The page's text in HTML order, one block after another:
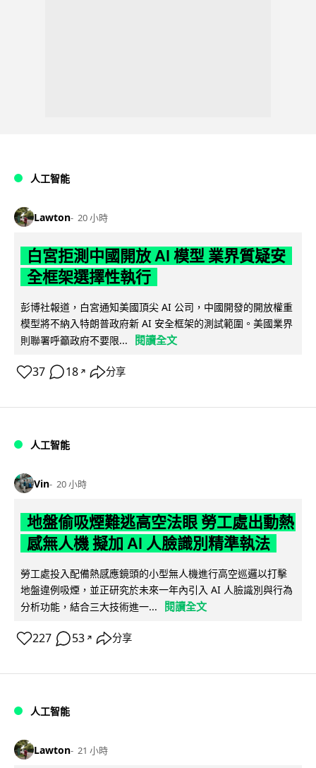
人工智能
Lawton 20 小時
白宮拒測中國開放 AI 模型 業界質疑安
全框架選擇性執行
彭博社報道，白宮通知美國頂尖 AI 公司，中國開發的開放權重
模型將不納入特朗普政府新 AI 安全框架的測試範圍。美國業界
則聯署呼籲政府不要限...
閱讀全文
37 18 ↗ 分享
人工智能
Vin 20 小時
地盤偷吸煙難逃高空法眼 勞工處出動熱
感無人機 擬加 AI 人臉識別精準執法
勞工處投入配備熱感應鏡頭的小型無人機進行高空巡邏以打擊
地盤違例吸煙，並正研究於未來一年內引入 AI 人臉識別與行為
分析功能，結合三大技術進一...
閱讀全文
227 53 ↗ 分享
人工智能
Lawton 21 小時